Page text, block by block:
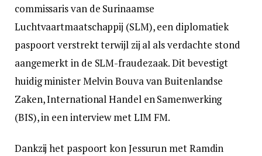
commissaris van de Surinaamse
Luchtvaartmaatschappij (SLM), een diplomatiek
paspoort verstrekt terwijl zij al als verdachte stond
aangemerkt in de SLM-fraudezaak. Dit bevestigt
huidig minister Melvin Bouva van Buitenlandse
Zaken, International Handel en Samenwerking
(BIS), in een interview met LIM FM.
Dankzij het paspoort kon Jessurun met Ramdin